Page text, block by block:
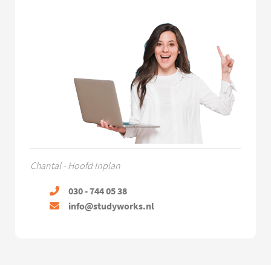
Chantal - Hoofd Inplan
030 - 744 05 38
info@studyworks.nl